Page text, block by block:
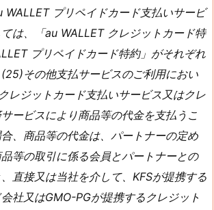
WALLET プリペイドカード支払いサービ
は、「au WALLET クレジットカード特
プリペイドカード特約」がそれぞれ
その他支払サービスのご利用におい
レジットカード支払いサービス又はクレ
ービスにより商品等の代金を支払うこ
、商品等の代金は、パートナーの定め
等の取引に係る会員とパートナーとの
直接又は当社を介して、KFSが提携する
社又はGMO-PGが提携するクレジット